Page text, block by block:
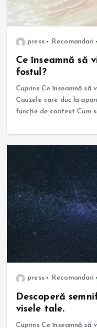
press Recomandari
Ce înseamnă să
fostul?
Cuprins Ce înseamnă să
Cauzele care duc la
funcție de context Cum
press Recomandari
Descoperă
visele tale.
Cuprins Ce înseamnă să